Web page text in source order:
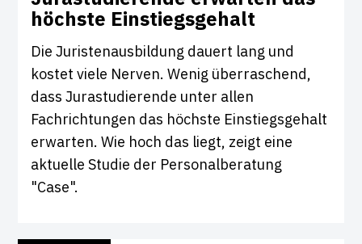
höchste Ein­s­tiegs­ge­halt
Die Juristenausbildung dauert lang und
kostet viele Nerven. Wenig überraschend,
dass Jurastudierende unter allen
Fachrichtungen das höchste Einstiegsgehalt
erwarten. Wie hoch das liegt, zeigt eine
aktuelle Studie der Personalberatung
"Case".